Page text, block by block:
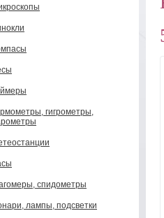
гигрометры,
спидометры
лампы, подсветки